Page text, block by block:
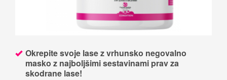
Okrepite svoje lase z vrhunsko negovalno
masko z najboljšimi sestavinami prav za
skodrane lase!